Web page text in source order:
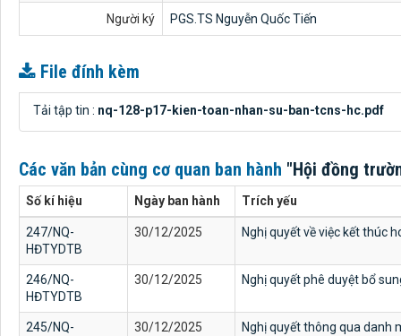
Người ký PGS.TS Nguyễn Quốc Tiến
File đính kèm
Tải tập tin : nq-128-p17-kien-toan-nhan-su-ban-tcns-hc.pdf
Các văn bản cùng cơ quan ban hành "Hội đồng
Số kí hiệu Ngày ban hành Trích yếu
247/NQ-
HĐTYDTB
30/12/2025 Nghị quyết về việc kết thúc
246/NQ-
HĐTYDTB
30/12/2025 Nghị quyết phê duyệt bổ
245/NQ-
30/12/2025
Nghị quyết thông qua danh